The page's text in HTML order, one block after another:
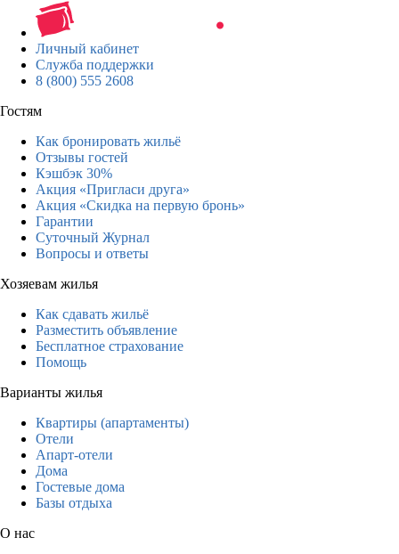
Личный кабинет
Служба поддержки
8 (800) 555 2608
Гостям
Как бронировать жильё
Отзывы гостей
Кэшбэк 30%
Акция «Пригласи друга»
Акция «Скидка на первую бронь»
Гарантии
Суточный Журнал
Вопросы и ответы
Хозяевам жилья
Как сдавать жильё
Разместить объявление
Бесплатное страхование
Помощь
Варианты жилья
Квартиры (апартаменты)
Отели
Апарт-отели
Дома
Гостевые дома
Базы отдыха
О нас